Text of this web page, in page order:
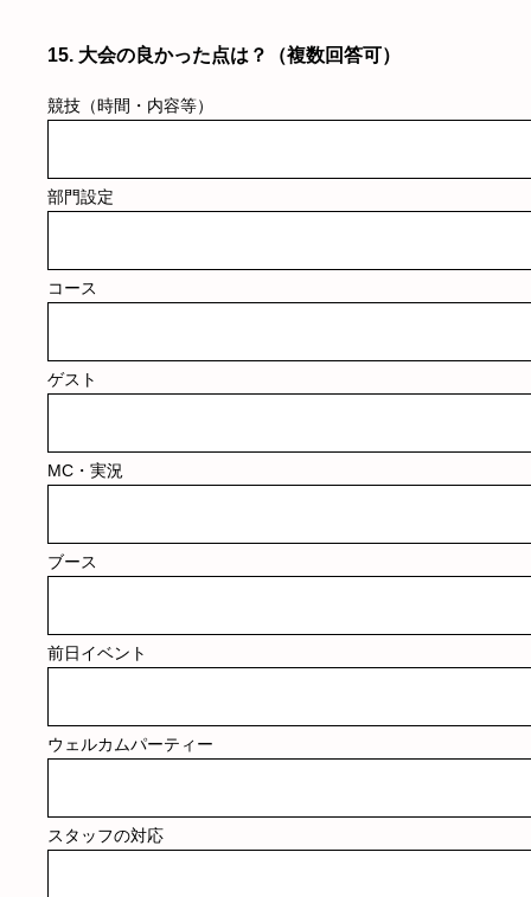
15. 大会の良かった点は？（複数回答可）
競技（時間・内容等）
部門設定
コース
ゲスト
MC・実況
ブース
前日イベント
ウェルカムパーティー
スタッフの対応